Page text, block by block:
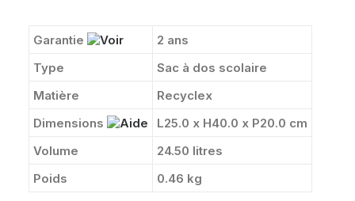
Garantie
2 ans
Type
Sac à dos scolaire
Matière
Recyclex
Dimensions
L25.0 x H40.0 x P20.0 cm
Volume
24.50 litres
Poids
0.46 kg